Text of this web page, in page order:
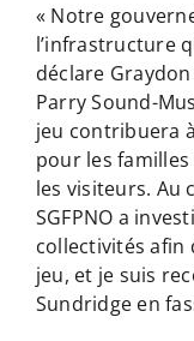
« Notre
l’infrastructure
déclare
Parry Sound-
jeu contribuera
pour les
les visiteurs. Au
SGFPNO a
collectivités
jeu, et je suis
Sundridge en